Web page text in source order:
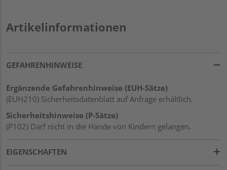
Artikelinformationen
GEFAHRENHINWEISE
Ergänzende Gefahrenhinweise (EUH-Sätze)
(EUH210) Sicherheitsdatenblatt auf Anfrage erhältlich.
Sicherheitshinweise (P-Sätze)
(P102) Darf nicht in die Hände von Kindern gelangen.
EIGENSCHAFTEN